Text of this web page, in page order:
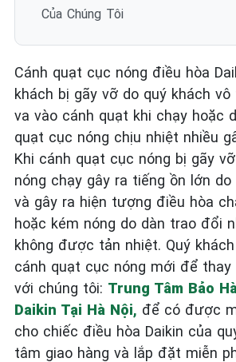
Của Chúng Tôi
Cánh quạt cục nóng điều hòa
khách bị gãy vỡ do quý khách
va vào cánh quạt khi chạy hoặc
quạt cục nóng chịu nhiệt nhiều
Khi cánh quạt cục nóng bị gãy
nóng chạy gây ra tiếng ồn lớn
và gây ra hiện tượng điều hòa
hoặc kém nóng do dàn trao đổi
không được tản nhiệt. Quý
cánh quạt cục nóng mới để thay
với chúng tôi: Trung Tâm Bảo
Daikin Tại Hà Nội, để có được
cho chiếc điều hòa Daikin của
tâm giao hàng và lắp đặt miễn